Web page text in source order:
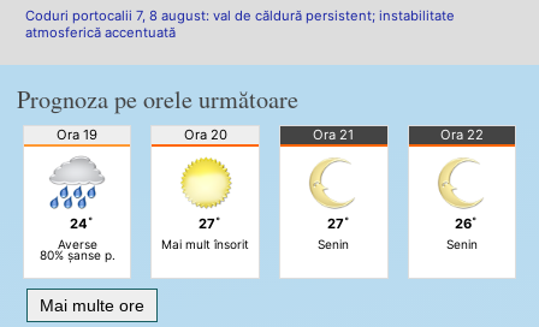
Coduri portocalii 7, 8 august: val de căldură persistent; instabilitate
atmosferică accentuată
Prognoza pe orele următoare
Ora 19
24˚
Averse
80% șanse p.
Ora 20
27˚
Mai mult însorit
Ora 21
27˚
Senin
Ora 22
26˚
Senin
Mai multe ore